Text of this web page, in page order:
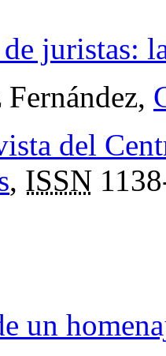
juristas:
del
, ISSN
un